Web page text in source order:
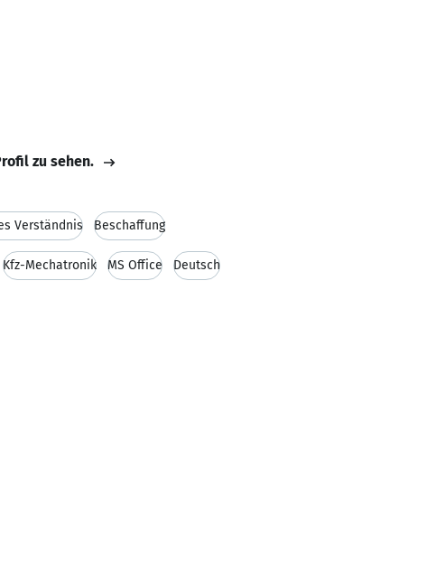
zu sehen.
Verständnis Beschaffung
Kfz-Mechatronik MS Office Deutsch